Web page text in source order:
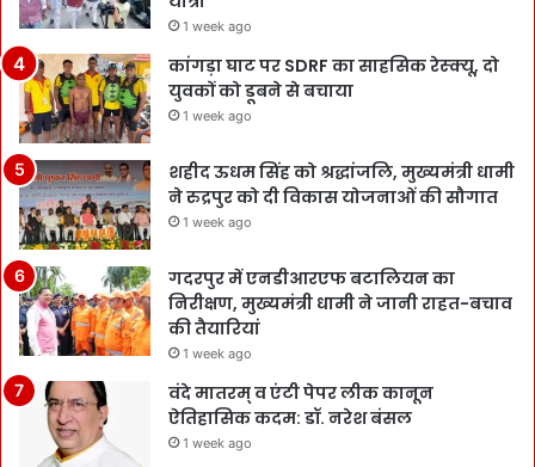
1 week ago
कांगड़ा घाट पर SDRF का साहसिक रेस्क्यू, दो
युवकों को डूबने से बचाया
1 week ago
शहीद ऊधम सिंह को श्रद्धांजलि, मुख्यमंत्री धामी
ने रुद्रपुर को दी विकास योजनाओं की सौगात
1 week ago
गदरपुर में एनडीआरएफ बटालियन का
निरीक्षण, मुख्यमंत्री धामी ने जानी राहत-बचाव
की तैयारियां
1 week ago
वंदे मातरम् व एंटी पेपर लीक कानून
ऐतिहासिक कदम: डॉ. नरेश बंसल
1 week ago